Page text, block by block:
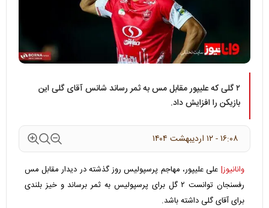
۲ گلی که علیپور مقابل مس به ثمر رساند شانس آقای گلی این
بازیکن را افزایش داد.
۱۶:۰۸ - ۱۲ ارديبهشت ۱۴۰۴
وانانیوز| علی علیپور، مهاجم پرسپولیس روز گذشته در دیدار مقابل مس
رفسنجان توانست ۲ گل برای پرسپولیس به ثمر برساند و خیز بلندی
برای آقای گلی داشته باشد.